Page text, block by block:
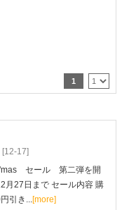
1
[12-17]
セール 第二弾を開
月27日まで セール内容 購
き... [more]